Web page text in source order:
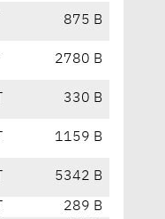
875 B
2780 B
330 B
1159 B
5342 B
289 B